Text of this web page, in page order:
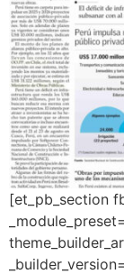
[et_pb_section